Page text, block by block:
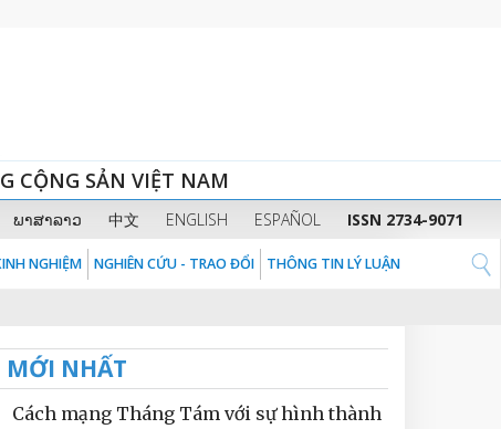
CỘNG SẢN VIỆT NAM
ພາສາລາວ 中文 ENGLISH ESPAÑOL ISSN 2734-9071
NGHIỆM NGHIÊN CỨU - TRAO ĐỔI THÔNG TIN LÝ LUẬN
MỚI NHẤT
Cách mạng Tháng Tám với sự hình thành